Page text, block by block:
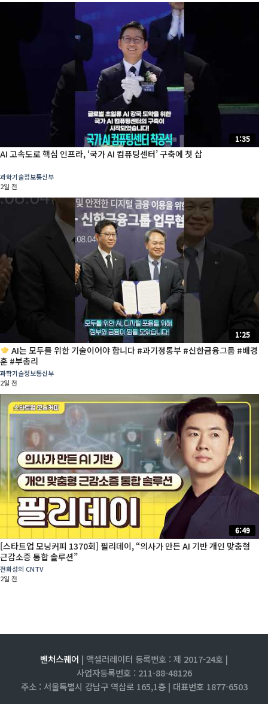
1:35
AI 고속도로 핵심 인프라, ‘국가 AI 컴퓨팅센터’ 구축에 첫 삽
과학기술정보통신부
2일 전
1:25
AI는 모두를 위한 기술이어야 합니다 #과기정통부 #신한금융그룹 #배경
훈 #부총리
과학기술정보통신부
2일 전
6:49
[스타트업 모닝커피 1370회] 필리데이, “의사가 만든 AI 기반 개인 맞춤형
근감소증 통합 솔루션”
전화성의 CNTV
2일 전
벤처스퀘어 | 액셀러레이터 등록번호 : 제 2017-24호 |
사업자등록번호 : 211-88-48126
주소 : 서울특별시 강남구 역삼로 165,1층 | 대표번호 1877-6503